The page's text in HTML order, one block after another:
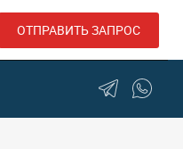
ОТПРАВИТЬ ЗАПРОС